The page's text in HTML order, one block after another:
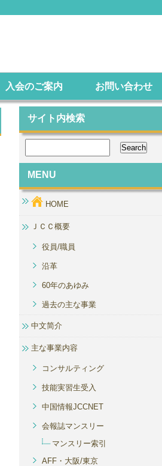
入会のご案内 お問い合わせ
サイト内検索
MENU
HOME
ＪＣＣ概要
役員/職員
沿革
60年のあゆみ
過去の主な事業
中文简介
主な事業内容
コンサルティング
技能実習生受入
中国情報JCCNET
会報誌マンスリー
マンスリー索引
AFF・大阪/東京